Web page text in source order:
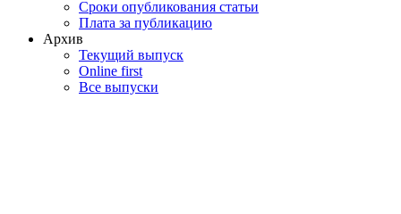
Сроки опубликования статьи
Плата за публикацию
Архив
Текущий выпуск
Online first
Все выпуски